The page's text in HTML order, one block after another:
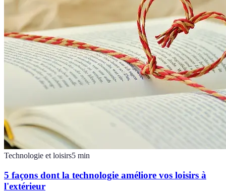
Technologie et loisirs5 min
5 façons dont la technologie améliore vos loisirs à
l'extérieur